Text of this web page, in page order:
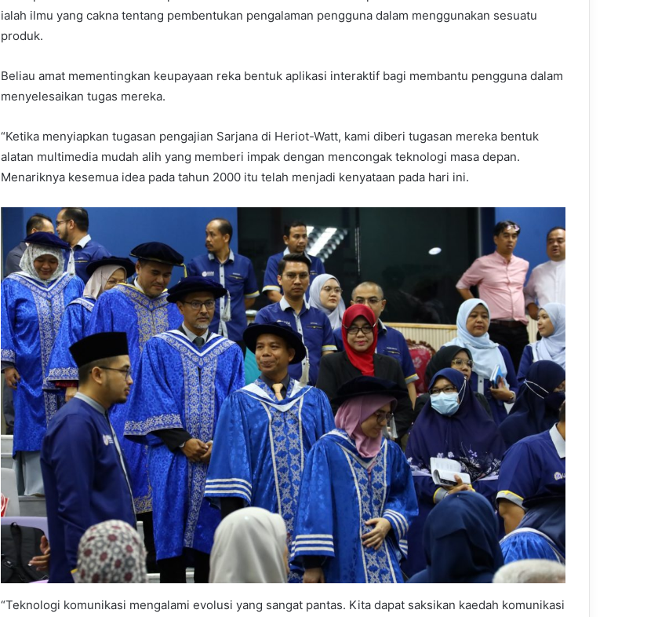
ialah ilmu yang cakna tentang pembentukan pengalaman pengguna dalam menggunakan sesuatu
produk.
Beliau amat mementingkan keupayaan reka bentuk aplikasi interaktif bagi membantu pengguna dalam
menyelesaikan tugas mereka.
“Ketika menyiapkan tugasan pengajian Sarjana di Heriot-Watt, kami diberi tugasan mereka bentuk
alatan multimedia mudah alih yang memberi impak dengan mencongak teknologi masa depan.
Menariknya kesemua idea pada tahun 2000 itu telah menjadi kenyataan pada hari ini.
“Teknologi komunikasi mengalami evolusi yang sangat pantas. Kita dapat saksikan kaedah komunikasi